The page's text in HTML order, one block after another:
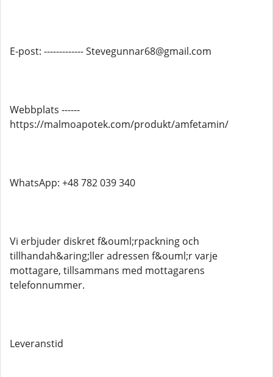
E-post: ------------- Stevegunnar68@gmail.com
Webbplats ------
https://malmoapotek.com/produkt/amfetamin/
WhatsApp: +48 782 039 340
Vi erbjuder diskret f&ouml;rpackning och
tillhandah&aring;ller adressen f&ouml;r varje
mottagare, tillsammans med mottagarens
telefonnummer.
Leveranstid